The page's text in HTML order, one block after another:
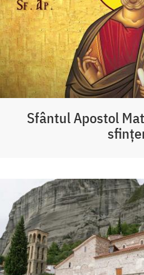
Sfântul Apostol